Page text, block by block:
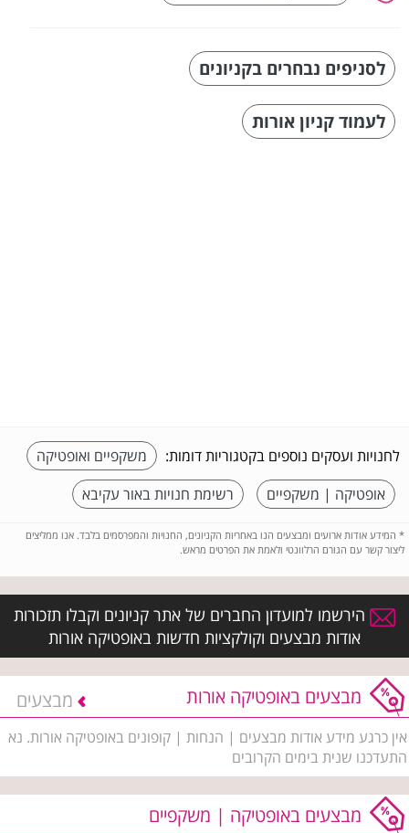
לסניפים נבחרים בקניונים
לעמוד קניון אורות
לחנויות ועסקים נוספים בקטגוריות דומות:
משקפיים ואופטיקה
אופטיקה | משקפיים
רשימת חנויות באור עקיבא
* המידע אודות ארועים ומבצעים הנו באחריות הקניונים, החנויות והמפרסמים בלבד. אנו ממליצים
ליצור קשר עם הגורם הרלוונטי ולאמת את הפרטים מראש.
הירשמו למועדון החברים של אתר קניונים וקבלו תזכורות
אודות מבצעים וקולקציות חדשות באופטיקה אורות
מבצעים באופטיקה אורות מבצעים
אין כרגע מידע אודות מבצעים | הנחות | קופונים באופטיקה אורות. נא
התעדכנו שנית בימים הקרובים
מבצעים באופטיקה | משקפיים